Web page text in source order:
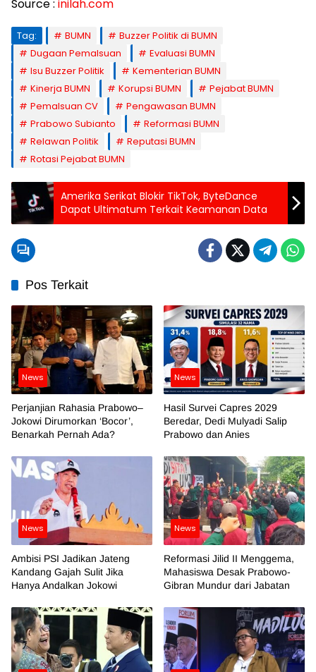
Source : inilah.com
Tag: BUMN
Buzzer Politik di BUMN
Dugaan Pemalsuan
Evaluasi BUMN
Isu Buzzer Politik
Kementerian BUMN
Kinerja BUMN
Korupsi BUMN
Pejabat BUMN
Pemalsuan CV
Pengawasan BUMN
Prabowo Subianto
Reformasi BUMN
Relawan Politik
Reputasi BUMN
Rotasi Pejabat BUMN
Amerika Serikat Blokir TikTok, ByteDance
Dapat Ultimatum Terkait Keamanan Data
Pos Terkait
News
Perjanjian Rahasia Prabowo–
Jokowi Dirumorkan ‘Bocor’,
Benarkah Pernah Ada?
News
Hasil Survei Capres 2029
Beredar, Dedi Mulyadi Salip
Prabowo dan Anies
News
Ambisi PSI Jadikan Jateng
Kandang Gajah Sulit Jika
Hanya Andalkan Jokowi
News
Reformasi Jilid II Menggema,
Mahasiswa Desak Prabowo-
Gibran Mundur dari Jabatan